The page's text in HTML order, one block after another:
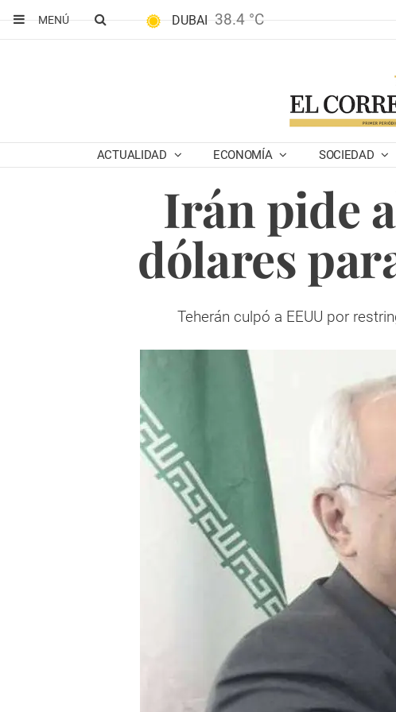
MENÚ
DUBAI 38.4 °C
ACTUALIDAD ECONOMÍA SOCIEDAD
Irán pide
dólares
Teherán culpó a EEUU por